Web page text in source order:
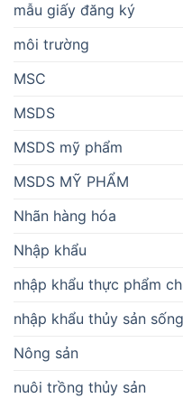
mẫu giấy đăng ký
môi trường
MSC
MSDS
MSDS mỹ phẩm
MSDS MỸ PHẨM
Nhãn hàng hóa
Nhập khẩu
nhập khẩu thực phẩm
nhập khẩu thủy sản sống
Nông sản
nuôi trồng thủy sản